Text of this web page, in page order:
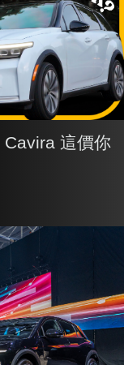
這價你